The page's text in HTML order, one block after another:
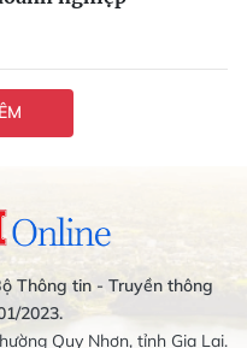
Thông tin - Truyền thông
2023.
Quy Nhơn, tỉnh Gia Lai.